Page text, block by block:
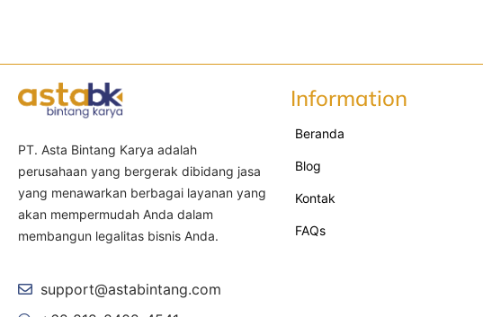
PT. Asta Bintang Karya adalah
perusahaan yang bergerak dibidang jasa
yang menawarkan berbagai layanan yang
akan mempermudah Anda dalam
membangun legalitas bisnis Anda.
support@astabintang.com
Information
Beranda
Blog
Kontak
FAQs